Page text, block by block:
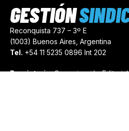
Reconquista 737 – 3º E
(1003) Buenos Aires, Argentina
Tel. +54 11 5235 0896 Int 202
Propietario:Comunicación
GESTIÓN